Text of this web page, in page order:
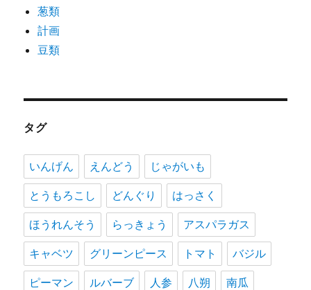
葱類
計画
豆類
タグ
いんげん えんどう じゃがいも
とうもろこし どんぐり はっさく
ほうれんそう らっきょう アスパラガス
キャベツ グリーンピース トマト バジル
ピーマン ルバーブ 人参 八朔 南瓜